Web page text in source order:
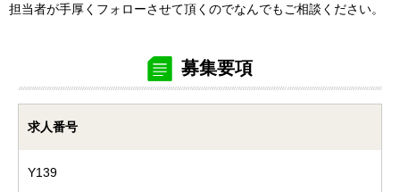
担当者が手厚くフォローさせて頂くのでなんでもご相談ください。
募集要項
求人番号
Y139